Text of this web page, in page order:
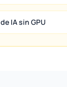
IA sin GPU